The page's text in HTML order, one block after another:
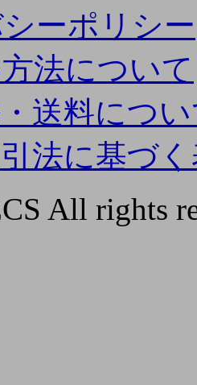
ーポリシー
法について
送料につ
法に基づ
All rights